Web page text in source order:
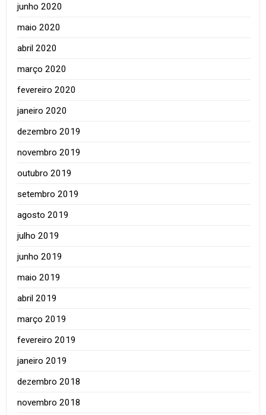
junho 2020
maio 2020
abril 2020
março 2020
fevereiro 2020
janeiro 2020
dezembro 2019
novembro 2019
outubro 2019
setembro 2019
agosto 2019
julho 2019
junho 2019
maio 2019
abril 2019
março 2019
fevereiro 2019
janeiro 2019
dezembro 2018
novembro 2018